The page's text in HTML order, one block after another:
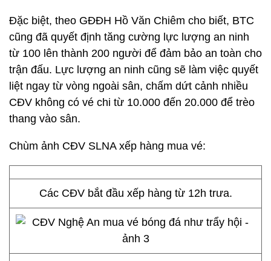
Đặc biệt, theo GĐĐH Hồ Văn Chiêm cho biết, BTC
cũng đã quyết định tăng cường lực lượng an ninh
từ 100 lên thành 200 người để đảm bảo an toàn cho
trận đấu. Lực lượng an ninh cũng sẽ làm việc quyết
liệt ngay từ vòng ngoài sân, chấm dứt cảnh nhiều
CĐV không có vé chi từ 10.000 đến 20.000 để trèo
thang vào sân.
Chùm ảnh CĐV SLNA xếp hàng mua vé:
Các CĐV bắt đầu xếp hàng từ 12h trưa.